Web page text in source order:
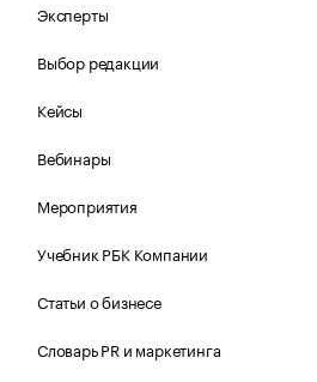
Эксперты
Выбор редакции
Кейсы
Вебинары
Мероприятия
Учебник РБК Компании
Статьи о бизнесе
Словарь PR и маркетинга